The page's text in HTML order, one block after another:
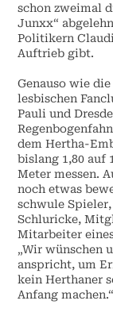
schon zweimal
Junxx“
Politikern
Auftrieb gibt.
Genauso wie
lesbischen
Pauli und
dem Hertha-
bislang 1,80 auf
Meter messen.
noch etwas
schwule Spieler,
Schluricke,
Mitarbeiter
„Wir wünschen
anspricht, um
kein Herthaner
Anfang machen.“